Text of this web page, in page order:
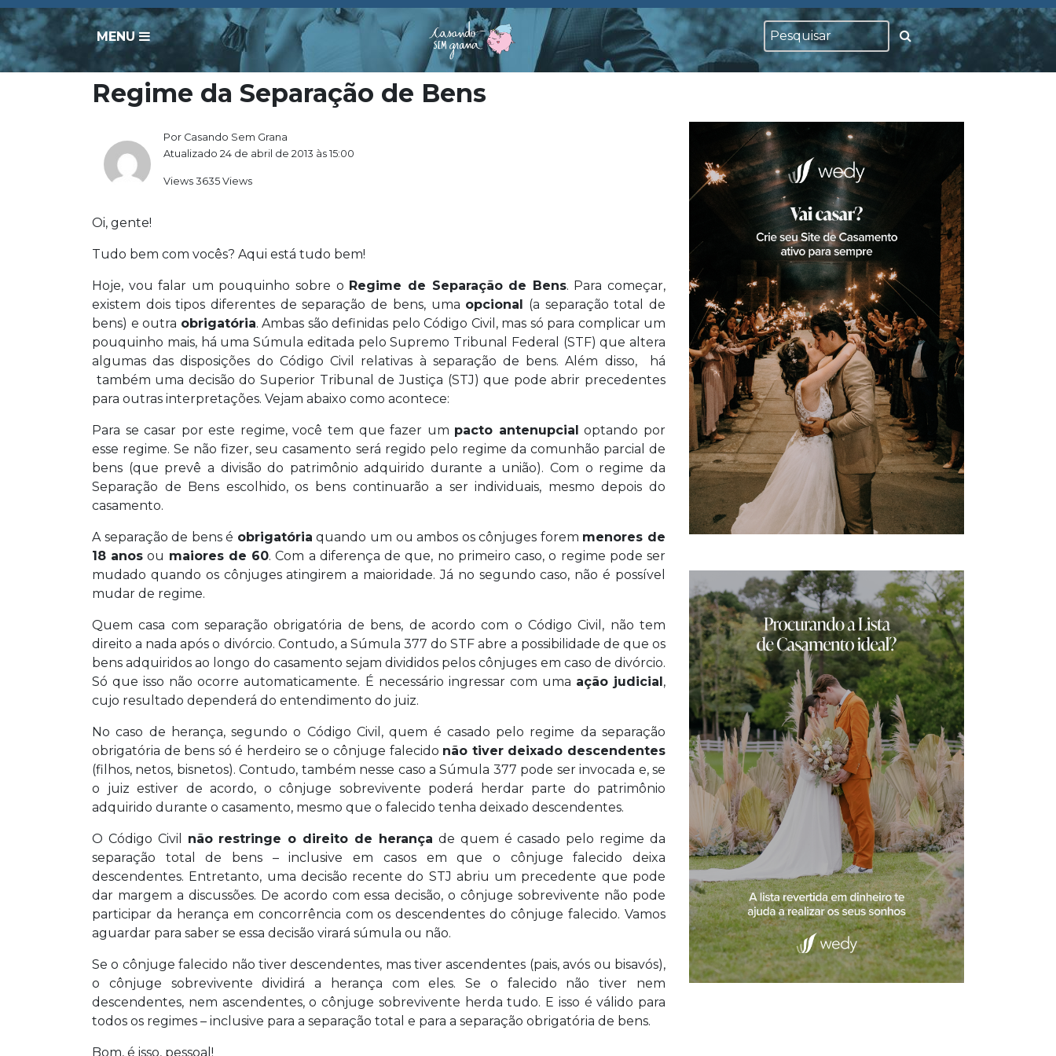
MENU
Regime da Separação de Bens
Por Casando Sem Grana
Atualizado 24 de abril de 2013 às 15:00
Views 3635 Views
Oi, gente!
Tudo bem com vocês? Aqui está tudo bem!
Hoje, vou falar um pouquinho sobre o Regime de Separação de Bens. Para começar,
existem dois tipos diferentes de separação de bens, uma opcional (a separação total de
bens) e outra obrigatória. Ambas são definidas pelo Código Civil, mas só para complicar um
pouquinho mais, há uma Súmula editada pelo Supremo Tribunal Federal (STF) que altera
algumas das disposições do Código Civil relativas à separação de bens. Além disso, há
também uma decisão do Superior Tribunal de Justiça (STJ) que pode abrir precedentes
para outras interpretações. Vejam abaixo como acontece:
Para se casar por este regime, você tem que fazer um pacto antenupcial optando por
esse regime. Se não fizer, seu casamento será regido pelo regime da comunhão parcial de
bens (que prevê a divisão do patrimônio adquirido durante a união). Com o regime da
Separação de Bens escolhido, os bens continuarão a ser individuais, mesmo depois do
casamento.
A separação de bens é obrigatória quando um ou ambos os cônjuges forem menores de
18 anos ou maiores de 60. Com a diferença de que, no primeiro caso, o regime pode ser
mudado quando os cônjuges atingirem a maioridade. Já no segundo caso, não é possível
mudar de regime.
Quem casa com separação obrigatória de bens, de acordo com o Código Civil, não tem
direito a nada após o divórcio. Contudo, a Súmula 377 do STF abre a possibilidade de que os
bens adquiridos ao longo do casamento sejam divididos pelos cônjuges em caso de divórcio.
Só que isso não ocorre automaticamente. É necessário ingressar com uma ação judicial,
cujo resultado dependerá do entendimento do juiz.
No caso de herança, segundo o Código Civil, quem é casado pelo regime da separação
obrigatória de bens só é herdeiro se o cônjuge falecido não tiver deixado descendentes
(filhos, netos, bisnetos). Contudo, também nesse caso a Súmula 377 pode ser invocada e, se
o juiz estiver de acordo, o cônjuge sobrevivente poderá herdar parte do patrimônio
adquirido durante o casamento, mesmo que o falecido tenha deixado descendentes.
O Código Civil não restringe o direito de herança de quem é casado pelo regime da
separação total de bens – inclusive em casos em que o cônjuge falecido deixa
descendentes. Entretanto, uma decisão recente do STJ abriu um precedente que pode
dar margem a discussões. De acordo com essa decisão, o cônjuge sobrevivente não pode
participar da herança em concorrência com os descendentes do cônjuge falecido. Vamos
aguardar para saber se essa decisão virará súmula ou não.
Se o cônjuge falecido não tiver descendentes, mas tiver ascendentes (pais, avós ou bisavós),
o cônjuge sobrevivente dividirá a herança com eles. Se o falecido não tiver nem
descendentes, nem ascendentes, o cônjuge sobrevivente herda tudo. E isso é válido para
todos os regimes – inclusive para a separação total e para a separação obrigatória de bens.
Bom, é isso, pessoal!